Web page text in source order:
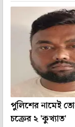
পুলিশের নামেই
চক্রের ২ 'কুখ্যাত'